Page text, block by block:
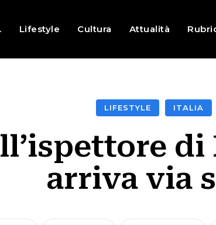
Lifestyle Cultura Attualità
LIFESTYLE ITALIA
arriva via